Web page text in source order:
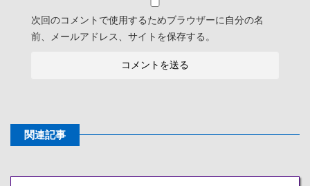
次回のコメントで使用するためブラウザーに自分の名
前、メールアドレス、サイトを保存する。
関連記事